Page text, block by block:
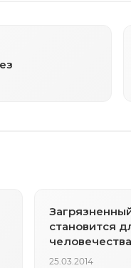
становится
угрозой
25.03.2014